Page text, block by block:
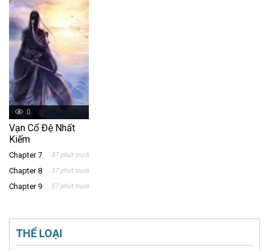
0
Vạn Cổ Đệ Nhất
Kiếm
Chapter 7 57 phút trước
Chapter 8 57 phút trước
Chapter 9 57 phút trước
THỂ LOẠI